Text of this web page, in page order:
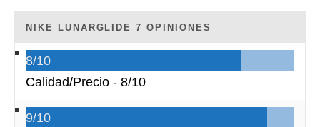
NIKE LUNARGLIDE 7 OPINIONES
8/10
Calidad/Precio - 8/10
9/10